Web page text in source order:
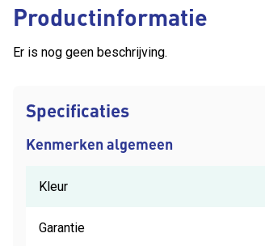
Productinformatie
Er is nog geen beschrijving.
Specificaties
Kenmerken algemeen
Kleur
Garantie